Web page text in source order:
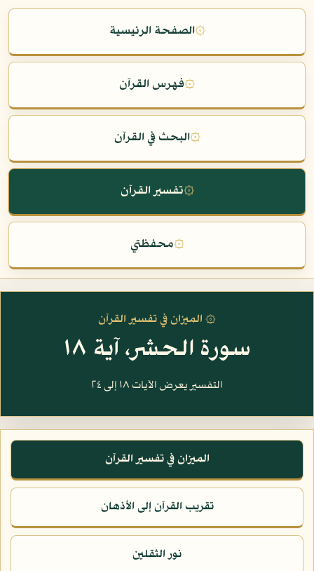
۞الصفحة الرئيسية
۞فهرس القرآن
۞البحث في القرآن
۞تفسير القرآن
۞محفظتي
۞ الميزان في تفسير القرآن
سورة الحشر، آية ١٨
التفسير يعرض الآيات ١٨ إلى ٢٤
الميزان في تفسير القرآن
تقريب القرآن إلى الأذهان
نور الثقلين